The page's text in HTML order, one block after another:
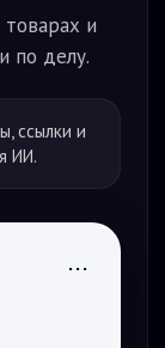
и
по делу.
ссылки и
ИИ.
...